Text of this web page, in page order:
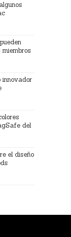
del
el diseño